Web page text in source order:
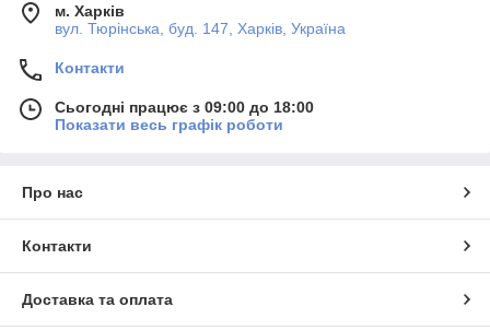
м. Харків
вул. Тюрінська, буд. 147, Харків, Україна
Контакти
Сьогодні працює з 09:00 до 18:00
Показати весь графік роботи
Про нас
Контакти
Доставка та оплата